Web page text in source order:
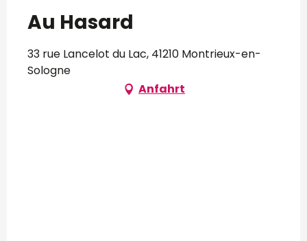
Au Hasard
33 rue Lancelot du Lac, 41210 Montrieux-en-
Sologne
Anfahrt